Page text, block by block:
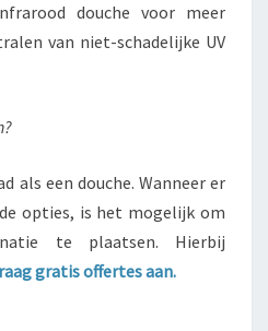
douche voor meer
van niet-schadelijke UV
als een douche. Wanneer er
opties, is het mogelijk om
te plaatsen. Hierbij
gratis offertes aan.